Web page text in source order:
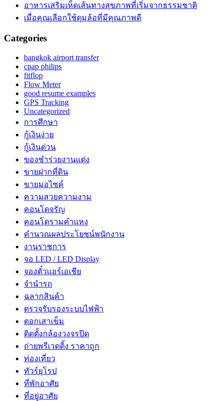
อาหารเสริมเห็ดเส้นทางสุขภาพที่เริ่มจากธรรมชาติ
เมื่อคุณเลือกใช้ดุมล้อที่มีคุณภาพดี
Categories
bangkok airport transfer
cpap philips
fitflop
Flow Meter
good resume examples
GPS Tracking
Uncategorized
การศึกษา
กู้เงินง่าย
กู้เงินด่วน
ของชำร่วยงานแต่ง
ขายฝากที่ดิน
ขายมอไซค์
ความสวยความงาม
คอนโดจรัญ
คอนโดรามคำแหง
คำนวณผลประโยชน์พนักงาน
งานราชการ
จอ LED / LED Display
จองตั๋วแอร์เอเชีย
จํานํารถ
ฉลากสินค้า
ตรวจรับรองระบบไฟฟ้า
ตอกเสาเข็ม
ติดตั้งกล้องวงจรปิด
ถ่ายพรีเวดดิ้ง ราคาถูก
ท่องเที่ยว
ทัวร์ยุโรป
ที่พักอาศัย
ที่อยู่อาศัย